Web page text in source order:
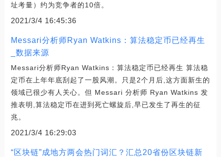
址考量）约为竞争者的10倍。
2021/3/4 16:45:36
Messari分析师Ryan Watkins：算法稳定币已经再生
_数据来源
Messari分析师Ryan Watkins：算法稳定币已经再生 算法稳
定币在上年年底刮起了一股风潮。只是2个月后,这方面新生的
领域已很少有人关心。但 Messari 分析师 Ryan Watkins 发
推表明,算法稳定币在进到死亡螺旋后,早已发生了再生的征
兆。
2021/3/4 16:29:03
“区块链”成地方两会热门词汇？汇总20省份区块链新